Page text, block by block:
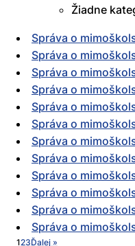
Žiadne
Správa o
Správa o
Správa o
Správa o
Správa o
Správa o
Správa o
Správa o
Správa o
Správa o
Správa o
Správa o
123Ďalej »